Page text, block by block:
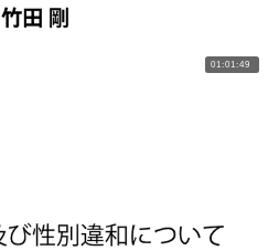
01:01:49